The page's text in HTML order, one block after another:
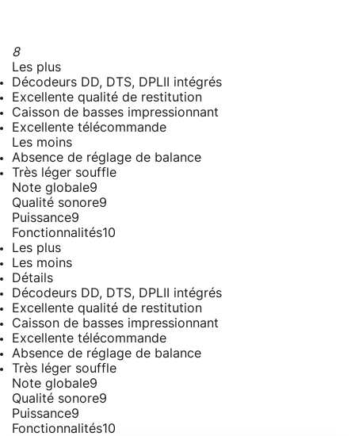
8
Les plus
Décodeurs DD, DTS, DPLII intégrés
Excellente qualité de restitution
Caisson de basses impressionnant
Excellente télécommande
Les moins
Absence de réglage de balance
Très léger souffle
Note globale9
Qualité sonore9
Puissance9
Fonctionnalités10
Les plus
Les moins
Détails
Décodeurs DD, DTS, DPLII intégrés
Excellente qualité de restitution
Caisson de basses impressionnant
Excellente télécommande
Absence de réglage de balance
Très léger souffle
Note globale9
Qualité sonore9
Puissance9
Fonctionnalités10